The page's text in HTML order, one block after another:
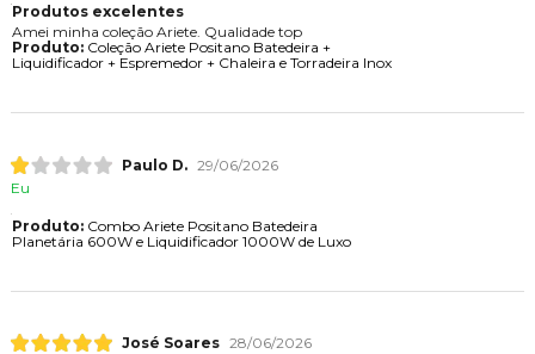
Produtos excelentes
Amei minha coleção Ariete. Qualidade top
Produto:Coleção Ariete Positano Batedeira +
Liquidificador + Espremedor + Chaleira e Torradeira Inox
Paulo D. 29/06/2026
Eu
Produto:Combo Ariete Positano Batedeira
Planetária 600W e Liquidificador 1000W de Luxo
José Soares 28/06/2026